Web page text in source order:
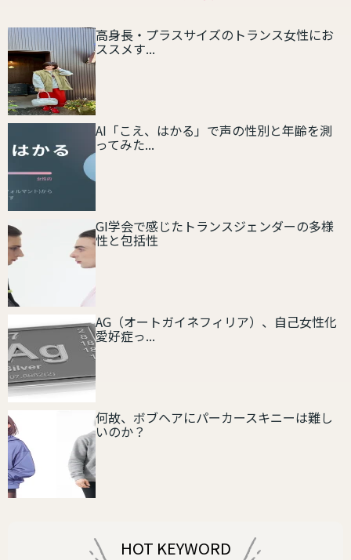
高身長・プラスサイズのトランス女性にお
ススメす...
AI「こえ、はかる」で声の性別と年齢を測
ってみた...
GI学会で感じたトランスジェンダーの多様
性と包括性
AG（オートガイネフィリア）、自己女性化
愛好症っ...
何故、ボブヘアにパーカースキニーは難し
いのか？
HOT KEYWORD